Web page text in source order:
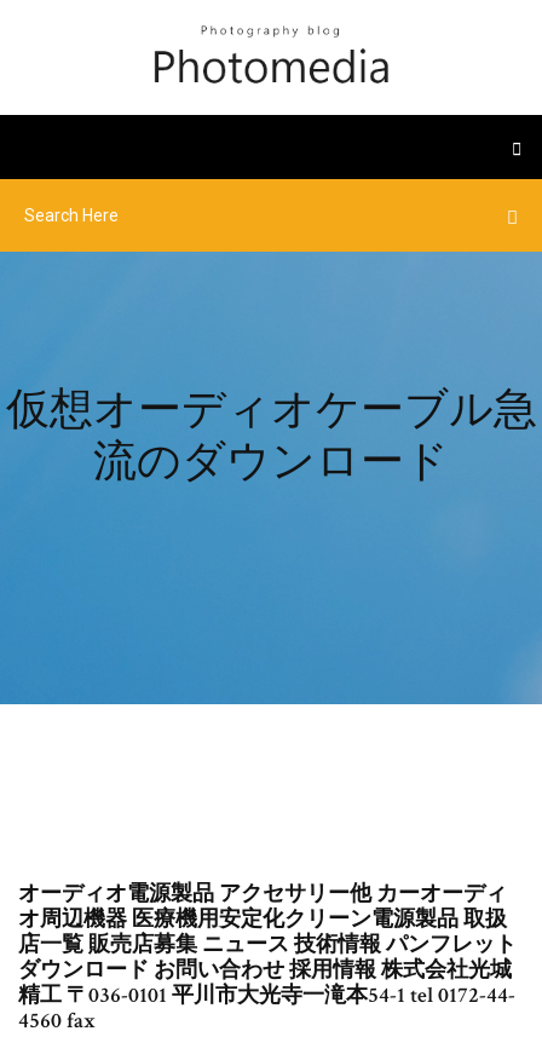
仮想オーディオケーブル急
流のダウンロード
オーディオ電源製品 アクセサリー他 カーオーディ
オ周辺機器 医療機用安定化クリーン電源製品 取扱
店一覧 販売店募集 ニュース 技術情報 パンフレット
ダウンロード お問い合わせ 採用情報 株式会社光城
精工 〒036-0101 平川市大光寺一滝本54-1 tel 0172-44-
4560 fax